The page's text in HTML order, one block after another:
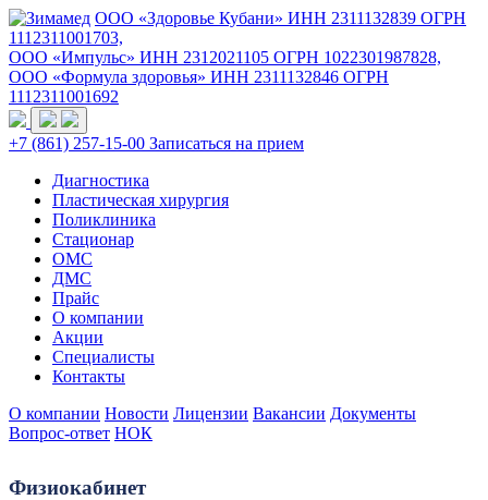
ООО «Здоровье Кубани» ИНН 2311132839 ОГРН
1112311001703,
ООО «Импульс» ИНН 2312021105 ОГРН 1022301987828,
ООО «Формула здоровья» ИНН 2311132846 ОГРН
1112311001692
+7 (861) 257-15-00 Записаться на прием
Диагностика
Пластическая хирургия
Поликлиника
Стационар
ОМС
ДМС
Прайс
О компании
Акции
Специалисты
Контакты
О компании Новости Лицензии Вакансии Документы
Вопрос-ответ НОК
Физиокабинет